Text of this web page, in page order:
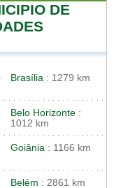
DE
Brasília : 1279 km
Belo Horizonte :
1012 km
Goiânia : 1166 km
Belém : 2861 km